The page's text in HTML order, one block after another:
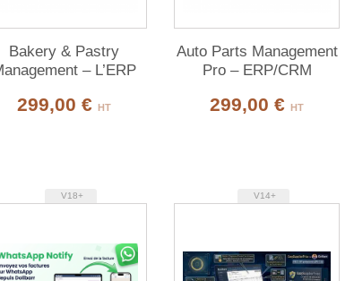
Bakery & Pastry
– L’ERP
sur Dolibarr
299,00 € HT
Auto Parts Management
Pro – ERP/CRM
de pièces auto
299,00 € HT
V18+ V14+